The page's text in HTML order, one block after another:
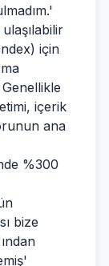
için
Genellikle
içerik
ana
%300
bize